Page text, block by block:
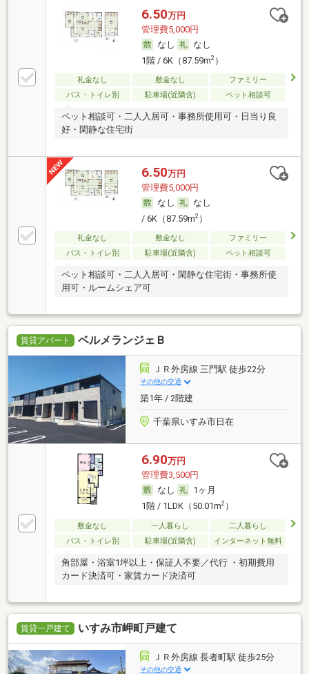
6.50万円
管理費5,000円
なし
なし
1階 / 6K（87.59m2）
礼金なし 敷金なし
ファミリー
バス・トイレ別
駐車場(近隣含) ペット相談可
ペット相談可・二人入居可・事務所使用可・日当り良
好・閑静な住宅街
6.50万円
管理費5,000円
なし
なし
/ 6K（87.59m2）
礼金なし 敷金なし
ファミリー
バス・トイレ別
駐車場(近隣含) ペット相談可
ペット相談可・二人入居可・閑静な住宅街・事務所使
用可・ルームシェア可
賃貸アパート ベルメランジェＢ
ＪＲ外房線 三門駅 徒歩22分
その他の交通
築1年 / 2階建
千葉県いすみ市日在
6.90万円
管理費3,500円
なし
1ヶ月
1階 / 1LDK（50.01m2）
敷金なし 一人暮らし
二人暮らし
バス・トイレ別
駐車場(近隣含) インターネット無料
角部屋・浴室1坪以上・保証人不要／代行 ・初期費用
カード決済可・家賃カード決済可
賃貸一戸建て いすみ市岬町戸建て
ＪＲ外房線 長者町駅 徒歩25分
その他の交通